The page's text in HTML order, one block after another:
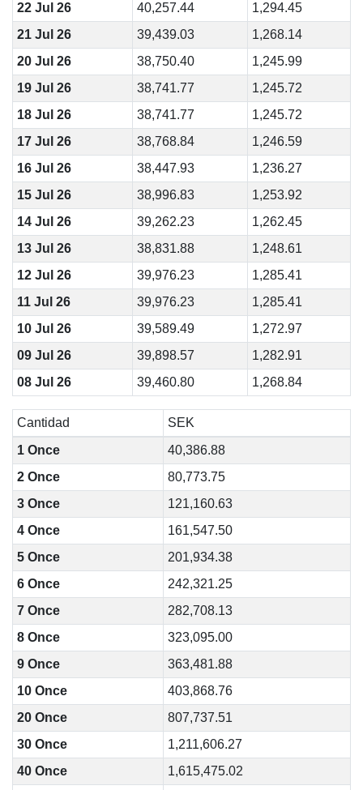
22 Jul 26
40,257.44
1,294.45
21 Jul 26
39,439.03
1,268.14
20 Jul 26
38,750.40
1,245.99
19 Jul 26
38,741.77
1,245.72
18 Jul 26
38,741.77
1,245.72
17 Jul 26
38,768.84
1,246.59
16 Jul 26
38,447.93
1,236.27
15 Jul 26
38,996.83
1,253.92
14 Jul 26
39,262.23
1,262.45
13 Jul 26
38,831.88
1,248.61
12 Jul 26
39,976.23
1,285.41
11 Jul 26
39,976.23
1,285.41
10 Jul 26
39,589.49
1,272.97
09 Jul 26
39,898.57
1,282.91
08 Jul 26
39,460.80 1,268.84
Cantidad
SEK
1 Once
40,386.88
2 Once
80,773.75
3 Once
121,160.63
4 Once
161,547.50
5 Once
201,934.38
6 Once
242,321.25
7 Once
282,708.13
8 Once
323,095.00
9 Once
363,481.88
10 Once
403,868.76
20 Once
807,737.51
30 Once
1,211,606.27
40 Once
1,615,475.02